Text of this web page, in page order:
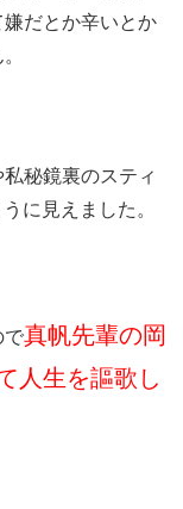
だとか辛いとか
私秘鏡裏のスティ
に見えました。
で真帆先輩の岡
人生を謳歌し